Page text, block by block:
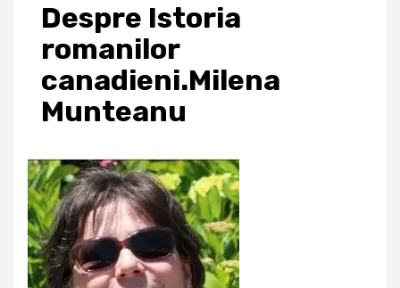
Despre Istoria
romanilor
canadieni.Milena
Munteanu